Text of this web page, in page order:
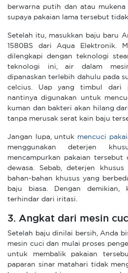
berwarna putih dan atau mukena
supaya pakaian lama tersebut
Setelah itu, masukkan baju baru
1580BS dari Aqua Elektronik.
dilengkapi dengan teknologi
teknologi ini, air dalam
dipanaskan terlebih dahulu pada
celcius. Uap yang timbul dari
nantinya digunakan untuk
kuman dan bakteri akan hilang
tanpa merusak serat kain baju
Jangan lupa, untuk mencuci
menggunakan deterjen
mencampurkan pakaian tersebut
dewasa. Sebab, deterjen
bahan-bahan khusus yang
baju biasa. Dengan
terhindar dari iritasi.
3. Angkat dari mesin
Setelah baju dinilai bersih, Anda
mesin cuci dan mulai proses
untuk membalik pakaian
paparan sinar matahari tidak